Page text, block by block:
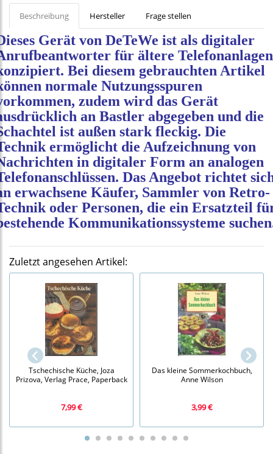
Beschreibung Hersteller Frage stellen
Gerät von DeTeWe ist als digitaler
für ältere Telefonanlagen
Bei diesem gebrauchten Artikel
normale Nutzungsspuren
zudem wird das Gerät
an Bastler abgegeben und die
ist außen stark fleckig. Die
ermöglicht die Aufzeichnung von
in digitaler Form an analogen
Das Angebot richtet
erwachsene Käufer, Sammler von Retro-
oder Personen, die ein Ersatzteil
Kommunikationssysteme
Zuletzt angesehen Artikel:
Tschechische Küche, Joza
Prizova, Verlag Prace, Paperback
7,99 €
Das kleine Sommerkochbuch,
Anne Wilson
3,99 €